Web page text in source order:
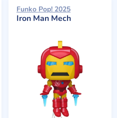
Funko Pop! 2025
Iron Man Mech